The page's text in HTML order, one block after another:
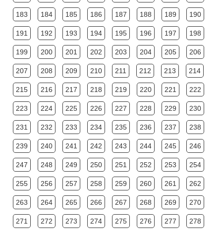
183 184 185 186 187 188 189 190
191 192 193 194 195 196 197 198
199 200 201 202 203 204 205 206
207 208 209 210 211 212 213 214
215 216 217 218 219 220 221 222
223 224 225 226 227 228 229 230
231 232 233 234 235 236 237 238
239 240 241 242 243 244 245 246
247 248 249 250 251 252 253 254
255 256 257 258 259 260 261 262
263 264 265 266 267 268 269 270
271 272 273 274 275 276 277 278